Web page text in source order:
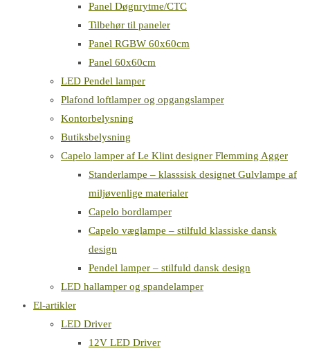
Panel Døgnrytme/CTC
Tilbehør til paneler
Panel RGBW 60x60cm
Panel 60x60cm
LED Pendel lamper
Plafond loftlamper og opgangslamper
Kontorbelysning
Butiksbelysning
Capelo lamper af Le Klint designer Flemming Agger
Standerlampe – klasssisk designet Gulvlampe af
miljøvenlige materialer
Capelo bordlamper
Capelo væglampe – stilfuld klassiske dansk
design
Pendel lamper – stilfuld dansk design
LED hallamper og spandelamper
El-artikler
LED Driver
12V LED Driver